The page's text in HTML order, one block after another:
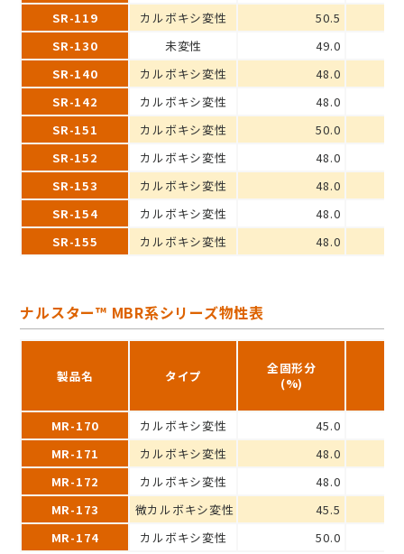
SR-119
カルボキシ変性
50.5
SR-130
未変性
49.0
SR-140
カルボキシ変性
48.0
SR-142
カルボキシ変性
48.0
SR-151
カルボキシ変性
50.0
SR-152
カルボキシ変性
48.0
SR-153
カルボキシ変性
48.0
SR-154
カルボキシ変性
48.0
SR-155
カルボキシ変性 48.0
ナルスター™ MBR系シリーズ物性表
製品名 タイプ
全固形分
(%)
MR-170 カルボキシ変性
45.0
MR-171
カルボキシ変性
48.0
MR-172
カルボキシ変性
48.0
MR-173
微カルボキシ変性
45.5
MR-174
カルボキシ変性 50.0